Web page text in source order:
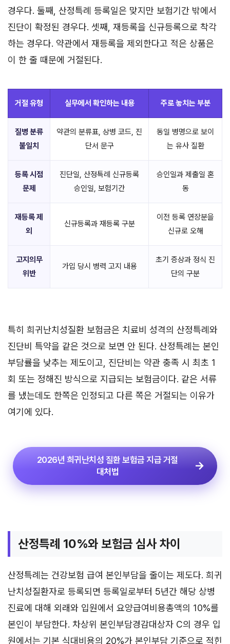
경우다. 둘째, 산정특례 등록일은 맞지만 보험기간 밖에서
진단이 확정된 경우다. 셋째, 재등록을 신규등록으로 착각
하는 경우다. 약관에서 재등록을 제외한다고 적은 상품은
이 한 줄 때문에 거절된다.
거절 유형 실무에서 확인하는 내용 주로 놓치는 부분
질병 분류
불일치
약관의 분류표, 상병 코드, 진
단서 문구
동일 병명으로 보이
는 유사 질환
등록 시점
문제
진단일, 산정특례 신규등록
승인일, 보험기간
승인일과 제출일 혼
동
재등록 제
외
신규등록과 재등록 구분
이전 등록 연장분을
신규로 오해
고지의무
위반
가입 당시 병력 고지 내용
초기 증상과 정식 진
단의 구분
특히 희귀난치성질환 보험금은 치료비 성격의 산정특례와
진단비 특약을 같은 것으로 보면 안 된다. 산정특례는 본인
부담률을 낮추는 제도이고, 진단비는 약관 충족 시 최초 1
회 또는 정해진 방식으로 지급되는 보험금이다. 같은 서류
를 냈는데도 한쪽은 인정되고 다른 쪽은 거절되는 이유가
여기에 있다.
2026년 희귀난치성 질환 보험금 지급 거절
대처법
산정특례 10%와 보험금 심사 차이
산정특례는 건강보험 급여 본인부담을 줄이는 제도다. 희귀
난치성질환자로 등록되면 등록일로부터 5년간 해당 상병
진료에 대해 외래와 입원에서 요양급여비용총액의 10%를
본인이 부담한다. 차상위 본인부담경감대상자 C의 경우 입
원에서는 기본 식대비용의 20%가 본인부담 기준으로 적힌